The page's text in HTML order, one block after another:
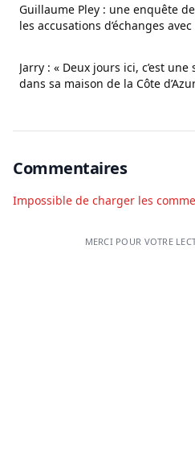
Guillaume Pley : une enquête
les accusations d’échanges
Jarry : « Deux jours ici, c’est
dans sa maison de la Côte
Commentaires
Impossible de charger les
MERCI POUR VOTRE